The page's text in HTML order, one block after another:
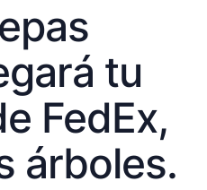
tu
FedEx,
árboles.